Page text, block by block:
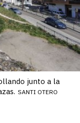
junto a la
SANTI OTERO